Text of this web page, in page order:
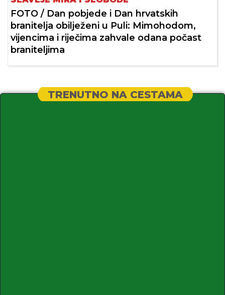
FOTO / Dan pobjede i Dan hrvatskih
branitelja obilježeni u Puli: Mimohodom,
vijencima i riječima zahvale odana počast
braniteljima
TRENUTNO NA CESTAMA